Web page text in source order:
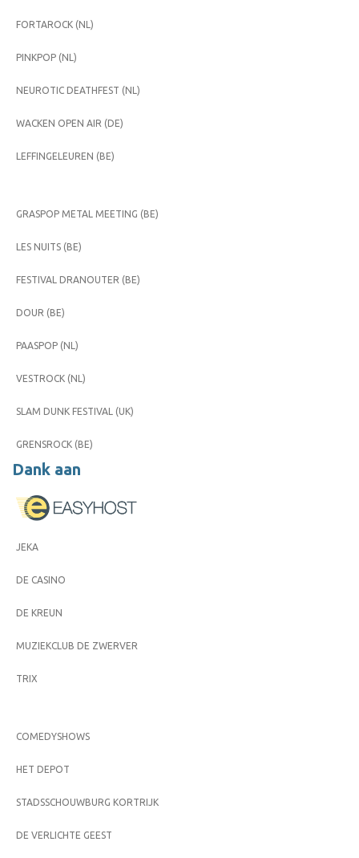
FORTAROCK (NL)
PINKPOP (NL)
NEUROTIC DEATHFEST (NL)
WACKEN OPEN AIR (DE)
LEFFINGELEUREN (BE)
GRASPOP METAL MEETING (BE)
LES NUITS (BE)
FESTIVAL DRANOUTER (BE)
DOUR (BE)
PAASPOP (NL)
VESTROCK (NL)
SLAM DUNK FESTIVAL (UK)
GRENSROCK (BE)
Dank aan
JEKA
DE CASINO
DE KREUN
MUZIEKCLUB DE ZWERVER
TRIX
COMEDYSHOWS
HET DEPOT
STADSSCHOUWBURG KORTRIJK
DE VERLICHTE GEEST